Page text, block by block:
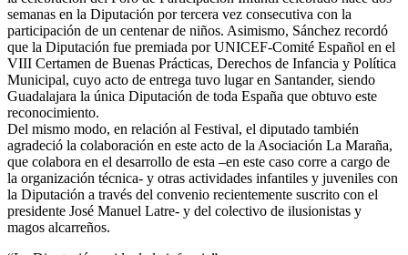
semanas en la Diputación por tercera vez consecutiva con la
participación de un centenar de niños. Asimismo, Sánchez recordó
que la Diputación fue premiada por UNICEF-Comité Español en el
VIII Certamen de Buenas Prácticas, Derechos de Infancia y Política
Municipal, cuyo acto de entrega tuvo lugar en Santander, siendo
Guadalajara la única Diputación de toda España que obtuvo este
reconocimiento.
Del mismo modo, en relación al Festival, el diputado también
agradeció la colaboración en este acto de la Asociación La Maraña,
que colabora en el desarrollo de esta –en este caso corre a cargo de
la organización técnica- y otras actividades infantiles y juveniles con
la Diputación a través del convenio recientemente suscrito con el
presidente José Manuel Latre- y del colectivo de ilusionistas y
magos alcarreños.